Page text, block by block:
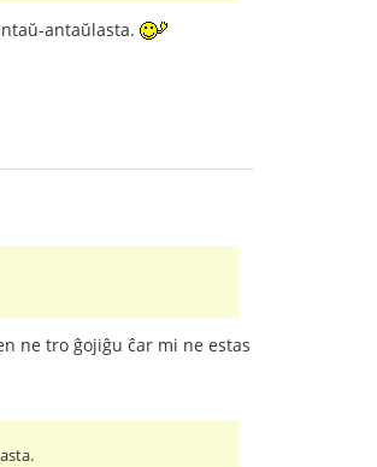
antaŭlasta.
ne tro ĝojiĝu ĉar mi ne estas